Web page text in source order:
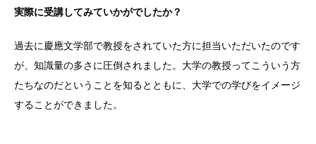
実際に受講してみていかがでしたか？
過去に慶應文学部で教授をされていた方に担当いただいたのです
が、知識量の多さに圧倒されました。大学の教授ってこういう方
たちなのだということを知るとともに、大学での学びをイメージ
することができました。